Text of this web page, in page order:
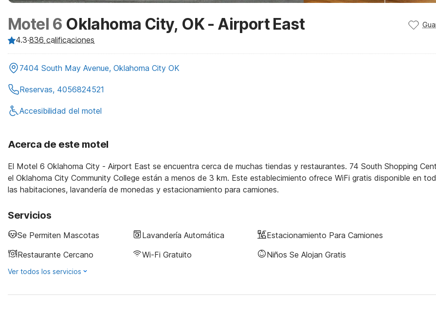
Motel 6 Oklahoma City, OK - Airport East
4.3·836 calificaciones
7404 South May Avenue, Oklahoma City OK
Reservas, 4056824521
Accesibilidad del motel
Acerca de este motel
El Motel 6 Oklahoma City - Airport East se encuentra cerca de muchas tiendas y restaurantes. 74 South Shopping
el Oklahoma City Community College están a menos de 3 km. Este establecimiento ofrece WiFi gratis disponible en
las habitaciones, lavandería de monedas y estacionamiento para camiones.
Servicios
Se Permiten Mascotas Lavandería Automática
Estacionamiento Para Camiones
Restaurante Cercano
Wi-Fi Gratuito Niños Se Alojan Gratis
Ver todos los servicios